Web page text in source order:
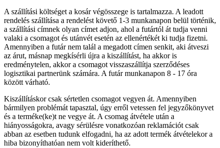
A szállítási költséget a kosár végösszege is tartalmazza. A leadott
rendelés szállítása a rendelést követő 1-3 munkanapon belül történik,
a szállítási címnek olyan címet adjon, ahol a futártól át tudja venni
valaki a csomagot és utánvét esetén az ellenértékét ki tudja fizetni.
Amennyiben a futár nem talál a megadott címen senkit, aki átveszi
az árut, másnap megkísérli újra a kiszállítást, ha akkor is
eredménytelen, akkor a csomagot visszaszállítja szerződéses
logisztikai partnerünk számára. A futár munkanapon 8 - 17 óra
között várható.
Kiszállításkor csak sértetlen csomagot vegyen át. Amennyiben
bármilyen problémát tapasztal, úgy erről vetessen fel jegyzőkönyvet
és a terméke(ke)t ne vegye át. A csomag átvétele után a
hiányosságokra, avagy sérülésre vonatkozóan reklamációt csak
abban az esetben tudunk elfogadni, ha az adott termék átvételekor a
hiba bizonyíthatóan nem volt kideríthető.